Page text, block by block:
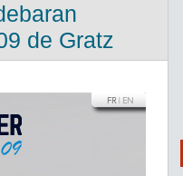
de Gratz